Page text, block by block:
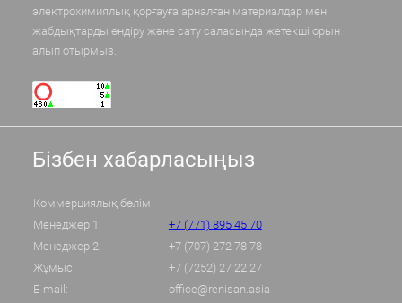
электрохимиялық қорғауға арналған материалдар мен
жабдықтарды өндіру және сату саласында жетекші орын
алып отырмыз.
Бізбен хабарласыңыз
Коммерциялық бөлім
Менеджер 1:
+7 (771) 895 45 70
Менеджер 2:
+7 (707) 272 78 78
Жұмыс
+7 (7252) 27 22 27
E-mail:
office@renisan.asia